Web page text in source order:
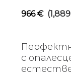
966€
с